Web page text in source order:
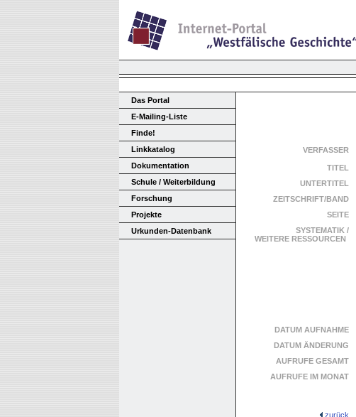
Das Portal
E-Mailing-Liste
Finde!
Linkkatalog
Dokumentation
Schule / Weiterbildung
Forschung
Projekte
Urkunden-Datenbank
VERFASSER
TITEL
UNTERTITEL
ZEITSCHRIFT/BAND
SEITE
SYSTEMATIK /
WEITERE RESSOURCEN
DATUM AUFNAHME
DATUM ÄNDERUNG
AUFRUFE GESAMT
AUFRUFE IM MONAT
zurück